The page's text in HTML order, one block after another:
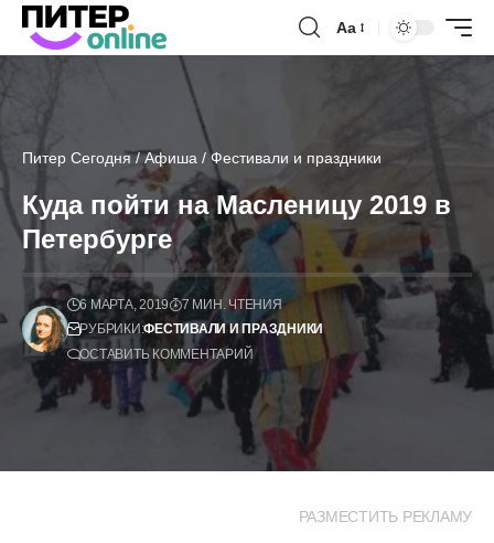
Аа
Питер Сегодня/Афиша /Фестивали и праздники
Куда пойти на Масленицу 2019 в
Петербурге
6 МАРТА, 2019
7 МИН. ЧТЕНИЯ
РУБРИКИ:ФЕСТИВАЛИ И ПРАЗДНИКИ
ОСТАВИТЬ КОММЕНТАРИЙ
РАЗМЕСТИТЬ РЕКЛАМУ